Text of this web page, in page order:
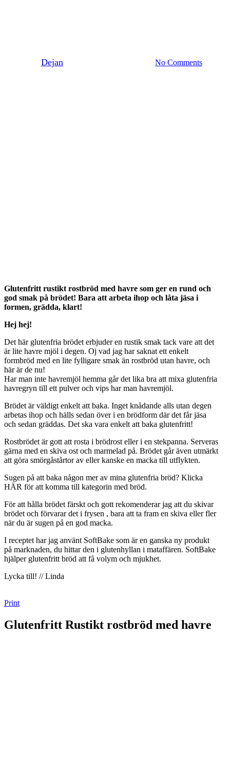
Dejan No Comments
Glutenfritt rustikt rostbröd med havre som ger en rund och
god smak på brödet! Bara att arbeta ihop och låta jäsa i
formen, grädda, klart!
Hej hej!
Det här glutenfria brödet erbjuder en rustik smak tack vare att det
är lite havre mjöl i degen. Oj vad jag har saknat ett enkelt
formbröd med en lite fylligare smak än rostbröd utan havre, och
här är de nu!
Har man inte havremjöl hemma går det lika bra att mixa glutenfria
havregryn till ett pulver och vips har man havremjöl.
Brödet är väldigt enkelt att baka. Inget knådande alls utan degen
arbetas ihop och hälls sedan över i en brödform där det får jäsa
och sedan gräddas. Det ska vara enkelt att baka glutenfritt!
Rostbrödet är gott att rosta i brödrost eller i en stekpanna. Serveras
gärna med en skiva ost och marmelad på. Brödet går även utmärkt
att göra smörgåstårtor av eller kanske en macka till utflykten.
Sugen på att baka någon mer av mina glutenfria bröd? Klicka
HÄR för att komma till kategorin med bröd.
För att hålla brödet färskt och gott rekomenderar jag att du skivar
brödet och förvarar det i frysen , bara att ta fram en skiva eller fler
när du är sugen på en god macka.
I receptet har jag använt SoftBake som är en ganska ny produkt
på marknaden, du hittar den i glutenhyllan i mataffären. SoftBake
hjälper glutenfritt bröd att få volym och mjukhet.
Lycka till! // Linda
Print
Glutenfritt Rustikt rostbröd med havre